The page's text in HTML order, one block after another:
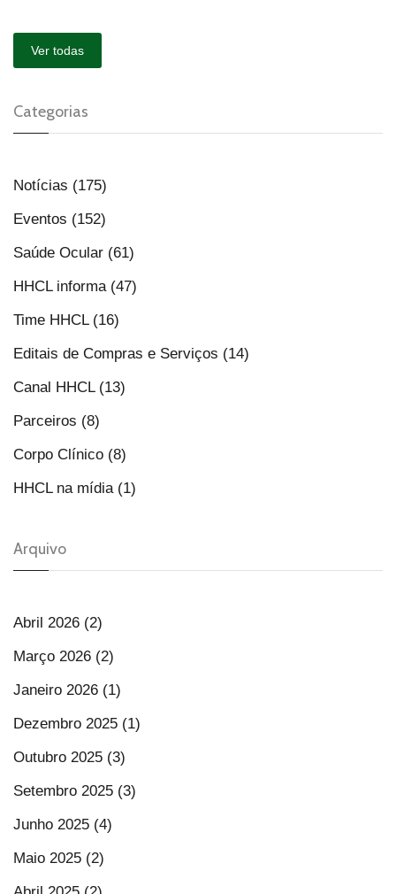
Ver todas
Categorias
Notícias (175)
Eventos (152)
Saúde Ocular (61)
HHCL informa (47)
Time HHCL (16)
Editais de Compras e Serviços (14)
Canal HHCL (13)
Parceiros (8)
Corpo Clínico (8)
HHCL na mídia (1)
Arquivo
Abril 2026 (2)
Março 2026 (2)
Janeiro 2026 (1)
Dezembro 2025 (1)
Outubro 2025 (3)
Setembro 2025 (3)
Junho 2025 (4)
Maio 2025 (2)